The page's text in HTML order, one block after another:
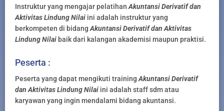
Instruktur yang mengajar pelatihan Akuntansi Derivatif dan
Aktivitas Lindung Nilai ini adalah instruktur yang
berkompeten di bidang Akuntansi Derivatif dan Aktivitas
Lindung Nilai baik dari kalangan akademisi maupun praktisi.
Peserta :
Peserta yang dapat mengikuti training Akuntansi Derivatif
dan Aktivitas Lindung Nilai ini adalah staff sdm atau
karyawan yang ingin mendalami bidang akuntansi.